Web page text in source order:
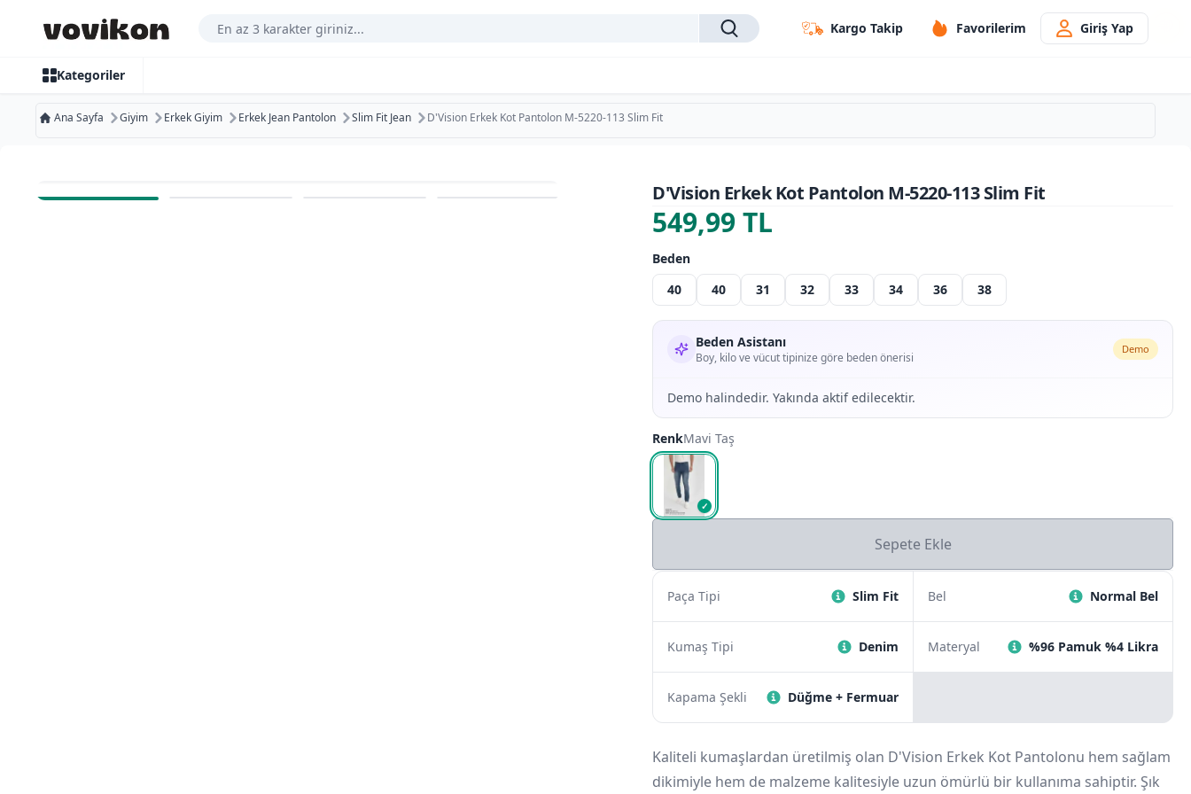
Arama Yap Kargo Takip Favorilerim Giriş Yap
Kategoriler
Ana Sayfa Giyim Erkek Giyim Erkek Jean Pantolon Slim Fit Jean D'Vision Erkek Kot Pantolon M-5220-113 Slim Fit
Ücretsiz Kargo
D'Vision Erkek Kot Pantolon M-5220-113 Slim Fit
549,99 TL
Beden
40
40 31 32 33 34 36 38
Beden Asistanı
Boy, kilo ve vücut tipinize göre beden önerisi
Demo
Demo halindedir. Yakında aktif edilecektir.
RenkMavi Taş
✓
Sepete Ekle
Paça Tipi Slim Fit Bel Normal Bel
Kumaş Tipi Denim Materyal %96 Pamuk %4 Likra
Kapama Şekli Düğme + Fermuar
Kaliteli kumaşlardan üretilmiş olan D'Vision Erkek Kot Pantolonu hem sağlam
dikimiyle hem de malzeme kalitesiyle uzun ömürlü bir kullanıma sahiptir. Şık